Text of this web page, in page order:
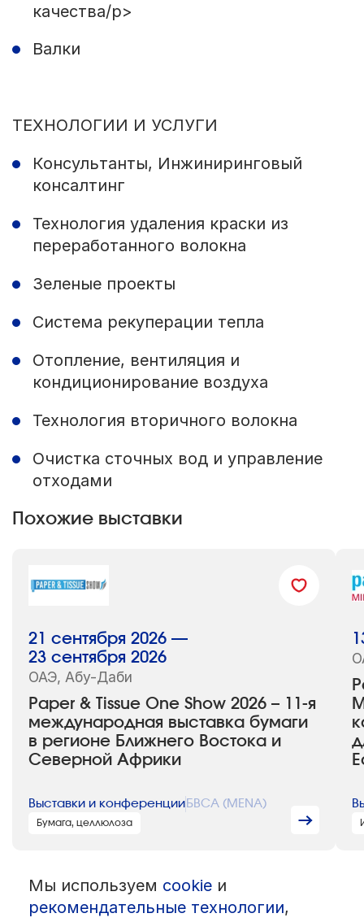
качества/p>
Валки
ТЕХНОЛОГИИ И УСЛУГИ
Консультанты, Инжиниринговый
консалтинг
Технология удаления краски из
переработанного волокна
Зеленые проекты
Система рекуперации тепла
Отопление, вентиляция и
кондиционирование воздуха
Технология вторичного волокна
Очистка сточных вод и управление
отходами
Похожие выставки
Paper & Tissue One Show 2026 – 11-я
международная выставка бумаги
в регионе Ближнего Востока и
Северной Африки
21 сентября 2026 —
23 сентября 2026
ОАЭ, Абу-Даби
Выставки и конференции БВСА (MENA)
Бумага, целлюлоза
© 1992 — 2026 ООО «НЕГУС ЭКСПО Интернэшнл»
Все права защищены. Использование материалов возможно только
со ссылкой на источник.
Мы используем cookieи
рекомендательные технологии,